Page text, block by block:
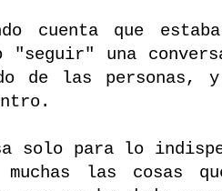
cuenta que
"seguir" una
de las
solo para lo
las cosas